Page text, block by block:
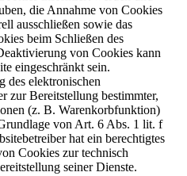
die Annahme von Cookies
ausschließen sowie das
beim Schließen des
von Cookies kann
eingeschränkt sein.
des elektronischen
zur Bereitstellung bestimmter,
(z. B. Warenkorbfunktion)
von Art. 6 Abs. 1 lit. f
hat ein berechtigtes
Cookies zur technisch
seiner Dienste.